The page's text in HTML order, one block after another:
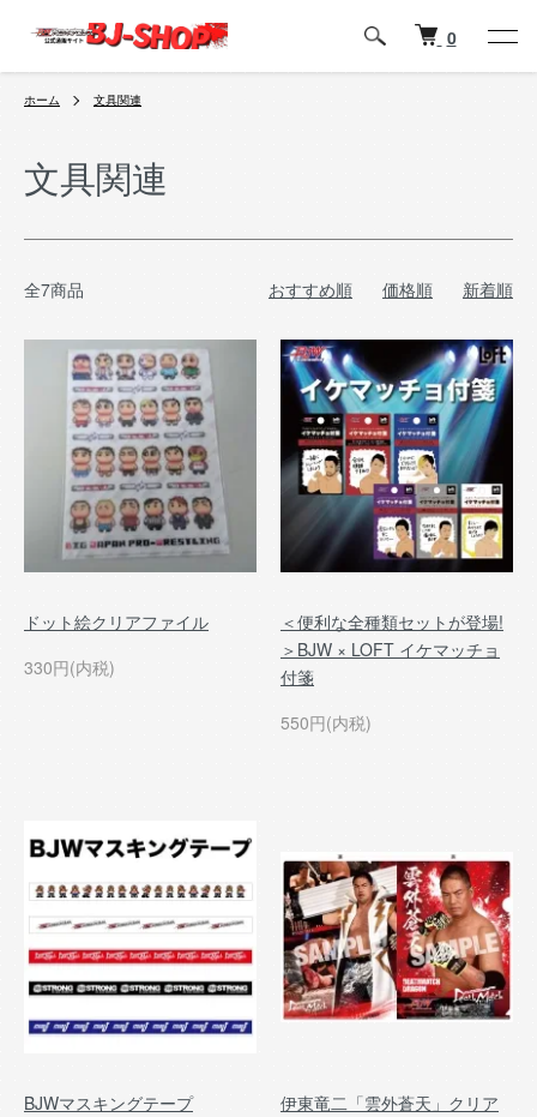
0
ホーム 文具関連
文具関連
全7商品 おすすめ順 価格順 新着順
ドット絵クリアファイル
330円(内税)
＜便利な全種類セットが登場!
＞BJW × LOFT イケマッチョ
付箋
550円(内税)
BJWマスキングテープ
伊東竜二「雲外蒼天」クリア